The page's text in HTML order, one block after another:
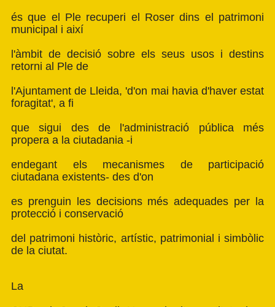
és que el Ple recuperi el Roser dins el patrimoni
municipal i així
l'àmbit de decisió sobre els seus usos i destins
retorni al Ple de
l'Ajuntament de Lleida, 'd'on mai havia d'haver estat
foragitat', a fi
que sigui des de l'administració pública més
propera a la ciutadania -i
endegant els mecanismes de participació
ciutadana existents- des d'on
es prenguin les decisions més adequades per la
protecció i conservació
del patrimoni històric, artístic, patrimonial i simbòlic
de la ciutat.
La